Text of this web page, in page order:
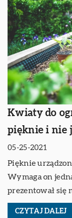
Kwiaty do
pięknie i nie
05-25-2021
Pięknie
Wymaga on
prezentował się
CZYTAJ DALEJ